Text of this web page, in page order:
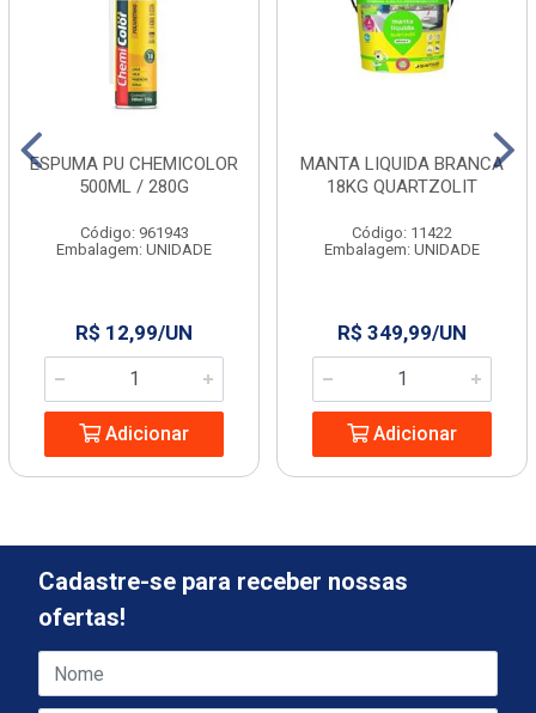
ESPUMA PU CHEMICOLOR
500ML / 280G
Código: 961943
Embalagem: UNIDADE
R$ 12,99/UN
Adicionar
MANTA LIQUIDA BRANCA
18KG QUARTZOLIT
Código: 11422
Embalagem: UNIDADE
R$ 349,99/UN
Adicionar
Cadastre-se para receber nossas
ofertas!